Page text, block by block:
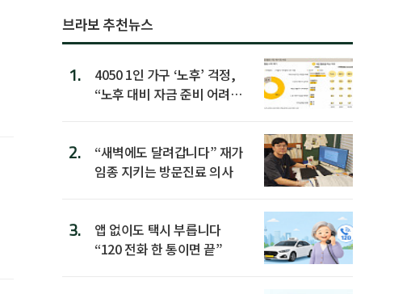
브라보 추천뉴스
1.
4050 1인 가구 ‘노후’ 걱정,
“노후 대비 자금 준비 어려
2.
“새벽에도 달려갑니다” 재가
임종 지키는 방문진료 의사
3.
앱 없이도 택시 부릅니다
“120 전화 한 통이면 끝”